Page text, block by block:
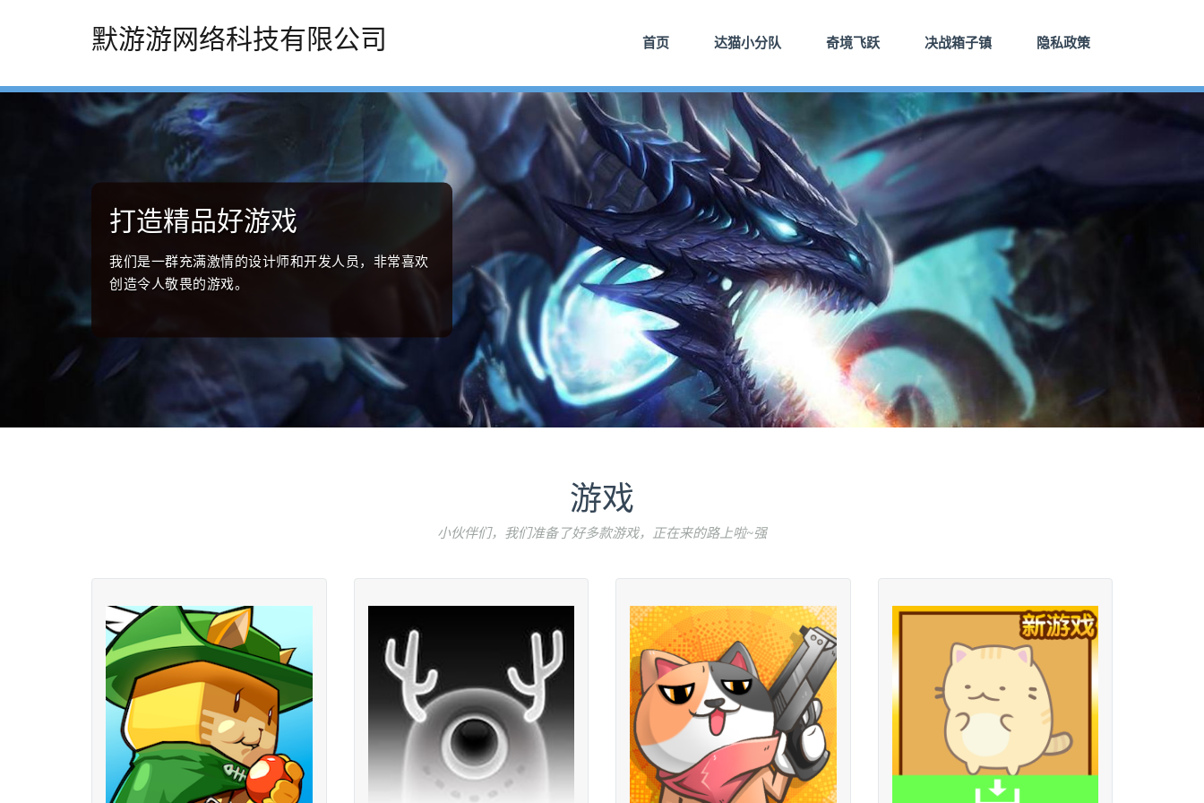
默游游网络科技有限公司 首页 达猫小分队 奇境飞跃 决战箱子镇 隐私政策
打造精品好游戏
我们是一群充满激情的设计师和开发人员，非常喜欢
创造令人敬畏的游戏。
游戏
小伙伴们，我们准备了好多款游戏，正在来的路上啦~强